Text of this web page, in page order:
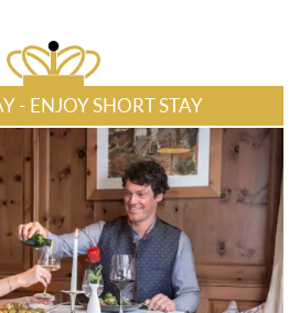
- ENJOY SHORT STAY